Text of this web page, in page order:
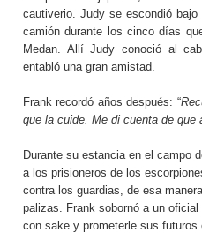
cautiverio. Judy se escondió
camión durante los cinco días
Medan. Allí Judy conoció al
entabló una gran amistad.
Frank recordó años después: “
que la cuide. Me di cuenta de que
Durante su estancia en el campo
a los prisioneros de los
contra los guardias, de esa
palizas. Frank sobornó a un
con sake y prometerle sus futuros